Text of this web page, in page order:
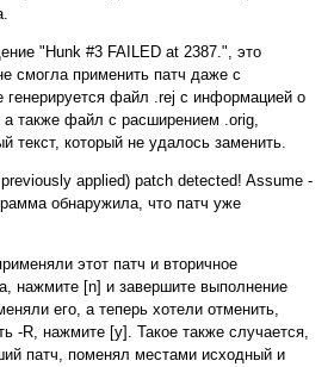
"Hunk #3 FAILED at 2387.", это
смогла применить патч даже с
генерируется файл .rej с информацией о
также файл с расширением .orig,
текст, который не удалось заменить.
applied) patch detected! Assume -
обнаружила, что патч уже
этот патч и вторичное
нажмите [n] и завершите выполнение
его, а теперь хотели отменить,
-R, нажмите [y]. Такое также случается,
патч, поменял местами исходный и